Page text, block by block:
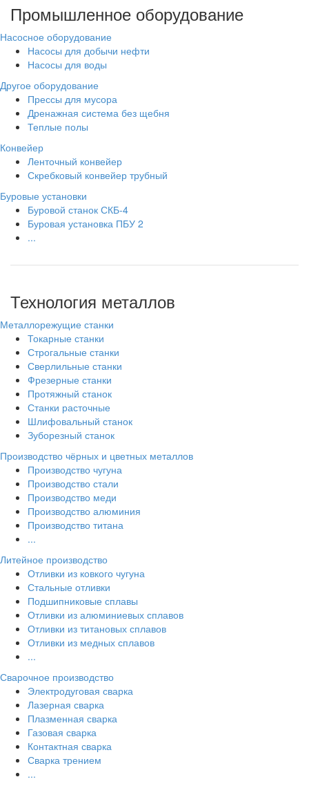
Промышленное оборудование
Насосное оборудование
Насосы для добычи нефти
Насосы для воды
Другое оборудование
Прессы для мусора
Дренажная система без щебня
Теплые полы
Конвейер
Ленточный конвейер
Скребковый конвейер трубный
Буровые установки
Буровой станок СКБ-4
Буровая установка ПБУ 2
...
Технология металлов
Металлорежущие станки
Токарные станки
Строгальные станки
Сверлильные станки
Фрезерные станки
Протяжный станок
Станки расточные
Шлифовальный станок
Зуборезный станок
Производство чёрных и цветных металлов
Производство чугуна
Производство стали
Производство меди
Производство алюминия
Производство титана
...
Литейное производство
Отливки из ковкого чугуна
Стальные отливки
Подшипниковые сплавы
Отливки из алюминиевых сплавов
Отливки из титановых сплавов
Отливки из медных сплавов
...
Сварочное производство
Электродуговая сварка
Лазерная сварка
Плазменная сварка
Газовая сварка
Контактная сварка
Сварка трением
...